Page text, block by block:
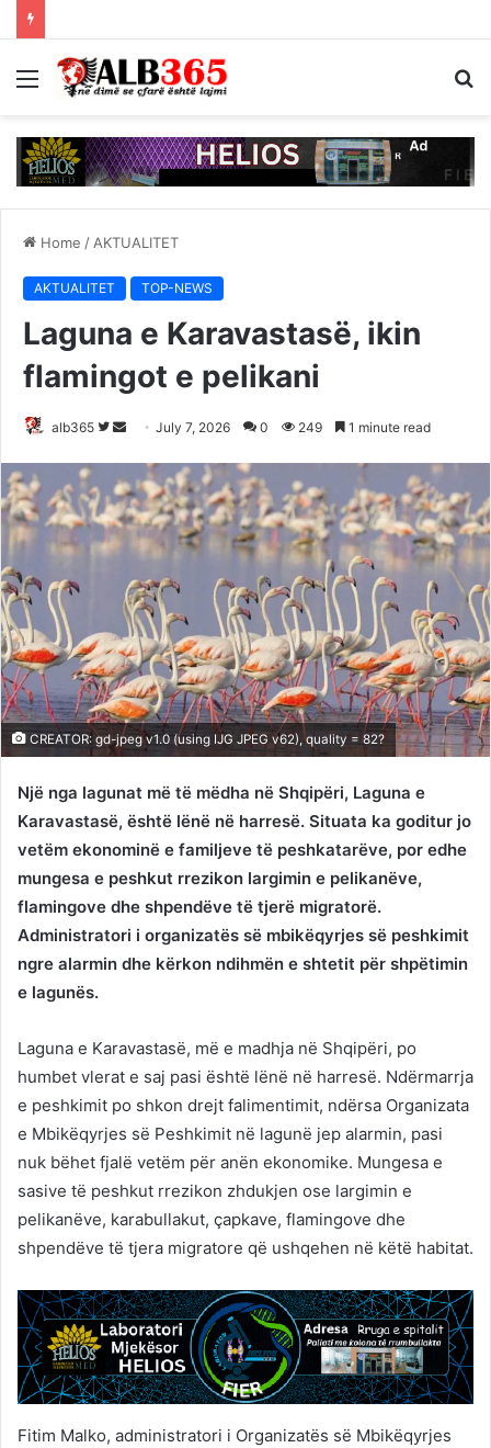
Menu
Home / AKTUALITET
AKTUALITET TOP-NEWS
Laguna e Karavastasë, ikin
flamingot e pelikani
alb365
Follow
Twitter
Send
email
July 7, 2026 0 249 1 minute read
CREATOR: gd-jpeg v1.0 (using IJG JPEG v62), quality = 82?
Një nga lagunat më të mëdha në Shqipëri, Laguna e
Karavastasë, është lënë në harresë. Situata ka goditur jo
vetëm ekonominë e familjeve të peshkatarëve, por edhe
mungesa e peshkut rrezikon largimin e pelikanëve,
flamingove dhe shpendëve të tjerë migratorë.
Administratori i organizatës së mbikëqyrjes së peshkimit
ngre alarmin dhe kërkon ndihmën e shtetit për shpëtimin
e lagunës.
Laguna e Karavastasë, më e madhja në Shqipëri, po
humbet vlerat e saj pasi është lënë në harresë. Ndërmarrja
e peshkimit po shkon drejt falimentimit, ndërsa Organizata
e Mbikëqyrjes së Peshkimit në lagunë jep alarmin, pasi
nuk bëhet fjalë vetëm për anën ekonomike. Mungesa e
sasive të peshkut rrezikon zhdukjen ose largimin e
pelikanëve, karabullakut, çapkave, flamingove dhe
shpendëve të tjera migratore që ushqehen në këtë habitat.
Fitim Malko, administratori i Organizatës së Mbikëqyrjes